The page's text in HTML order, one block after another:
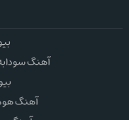
آهنگ
آهنگ